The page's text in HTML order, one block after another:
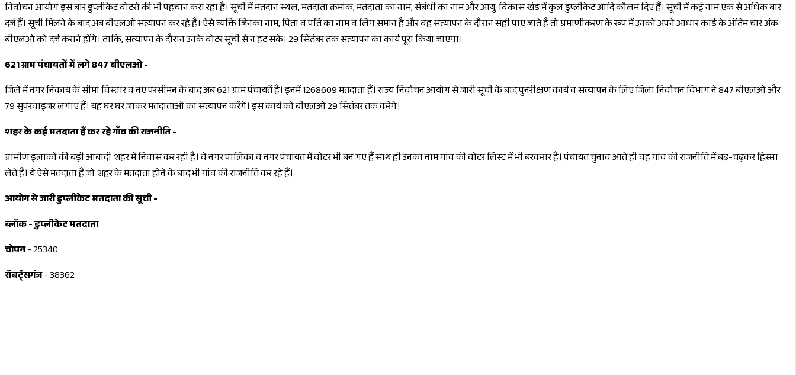
निर्वाचन आयोग इस बार डुप्लीकेट वोटरों की भी पहचान करा रहा है। सूची में मतदान स्थल, मतदाता क्रमांक, मतदाता का नाम, संबंधी का नाम और आयु, विकास खंड में कुल डुप्लीकेट आदि कॉलम दिए हैं। सूची में कई नाम एक से अधिक बार
दर्ज हैं। सूची मिलने के बाद अब बीएलओ सत्यापन कर रहे हैं। ऐसे व्यक्ति जिनका नाम, पिता व पति का नाम व लिंग समान है और वह सत्यापन के दौरान सही पाए जाते हैं तो प्रमाणीकरण के रूप में उनको अपने आधार कार्ड के अंतिम चार अंक
बीएलओ को दर्ज कराने होंगे। ताकि, सत्यापन के दौरान उनके वोटर सूची से न हट सकें। 29 सितंबर तक सत्यापन का कार्य पूरा किया जाएगा।
621 ग्राम पंचायतों में लगे 847 बीएलओ -
जिले में नगर निकाय के सीमा विस्तार व नए परसीमन के बाद अब 621 ग्राम पंचायतें है। इनमें 1268609 मतदाता हैं। राज्य निर्वाचन आयोग से जारी सूची के बाद पुनरीक्षण कार्य व सत्यापन के लिए जिला निर्वाचन विभाग ने 847 बीएलओ और
79 सुपरवाइजर लगाए हैं। यह घर घर जाकर मतदाताओं का सत्यापन करेंगे। इस कार्य को बीएलओ 29 सितंबर तक करेंगे।
शहर के कई मतदाता हैं कर रहे गाँव की राजनीति -
ग्रामीण इलाकों की बड़ी आबादी शहर में निवास कर रही है। वे नगर पालिका व नगर पंचायत में वोटर भी बन गए हैं साथ ही उनका नाम गांव की वोटर लिस्ट में भी बरकरार है। पंचायत चुनाव आते ही वह गांव की राजनीति में बढ़-चढ़कर हिस्सा
लेते हैं। ये ऐसे मतदाता हैं जो शहर के मतदाता होने के बाद भी गांव की राजनीति कर रहे हैं।
आयोग से जारी डुप्लीकेट मतदाता की सूची -
ब्लॉक - डुप्लीकेट मतदाता
चोपन- 25340
रॉबर्ट्सगंज- 38362